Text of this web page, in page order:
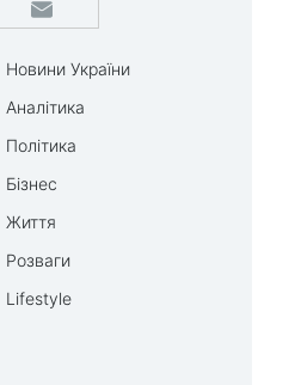
Новини України
Аналітика
Політика
Бізнес
Життя
Розваги
Lifestyle